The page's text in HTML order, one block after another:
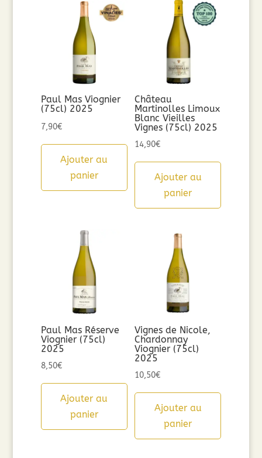
Paul Mas Viognier
(75cl) 2025
7,90€
Ajouter au
panier
Château
Martinolles Limoux
Blanc Vieilles
Vignes (75cl) 2025
14,90€
Ajouter au
panier
Paul Mas Réserve
Viognier (75cl)
2025
8,50€
Ajouter au
panier
Vignes de Nicole,
Chardonnay
Viognier (75cl)
2025
10,50€
Ajouter au
panier